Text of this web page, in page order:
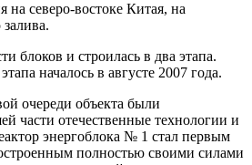
на северо-востоке Китая, на
блоков и строилась в два этапа.
началось в августе 2007 года.
очереди объекта были
части отечественные технологии и
энергоблока № 1 стал первым
полностью своими силами